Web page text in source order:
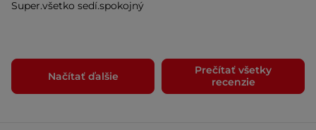
Super.všetko sedí.spokojný
Načítať ďalšie
Prečítať všetky
recenzie